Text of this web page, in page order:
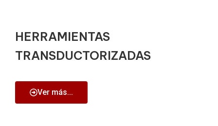
HERRAMIENTAS
TRANSDUCTORIZADAS
Ver más...